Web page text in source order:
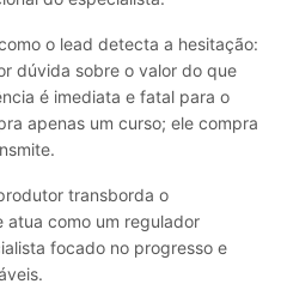
o lead detecta a hesitação:
dúvida sobre o valor do que
é imediata e fatal para o
apenas um curso; ele compra
transborda o
atua como um regulador
focado no progresso e